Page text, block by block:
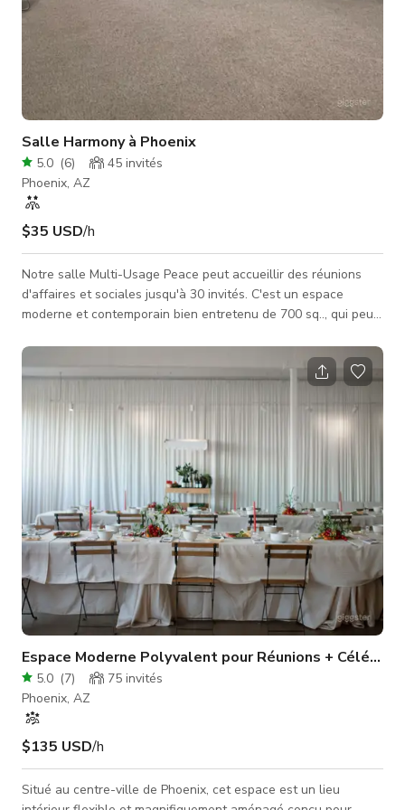
Salle Harmony à Phoenix
5.0 (6) 45 invités
Phoenix, AZ
$35 USD/h
Notre salle Multi-Usage Peace peut accueillir des réunions
d'affaires et sociales jusqu'à 30 invités. C'est un espace
moderne et contemporain bien entretenu de 700 sq.., qui peut
événements de vie. Les chaises et tables sont empilées et
prêtes à être arrangées selon la configuration désirée ; salle
des ministres dans le personnel qui peuvent officier votr
Espace Moderne Polyvalent pour Réunions +
5.0 (7) 75 invités
Phoenix, AZ
$135 USD/h
Situé au centre-ville de Phoenix, cet espace est un lieu